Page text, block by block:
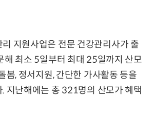
지원사업은 전문 건강관리사가 출
해 최소 5일부터 최대 25일까지 산모
봄, 정서지원, 간단한 가사활동 등을
지난해에는 총 321명의 산모가 혜택